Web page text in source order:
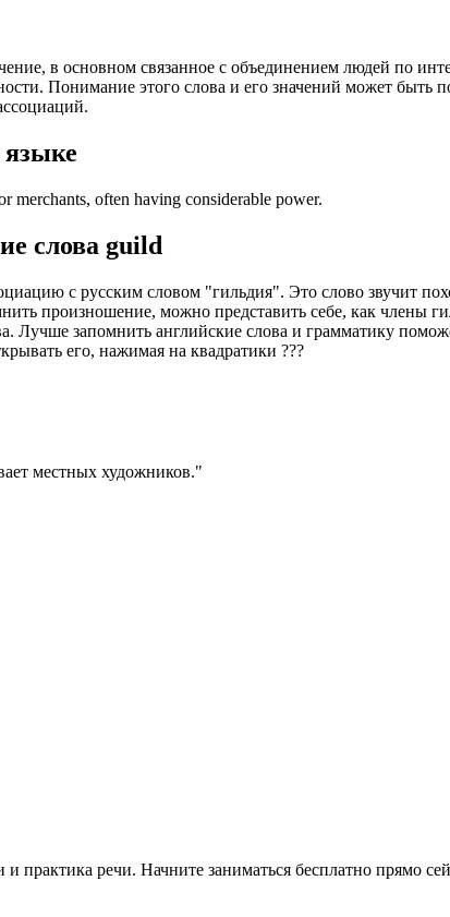
в основном связанное с объединением людей по
Понимание этого слова и его значений может быть
merchants, often having considerable power.
слова guild
с русским словом "гильдия". Это слово звучит
произношение, можно представить себе, как члены
Лучше запомнить английские слова и грамматику
его, нажимая на квадратики ???
местных художников."
практика речи. Начните заниматься бесплатно прямо